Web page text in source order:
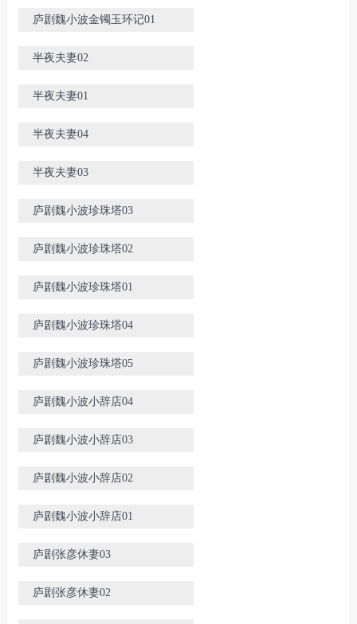
庐剧魏小波金镯玉环记01
半夜夫妻02
半夜夫妻01
半夜夫妻04
半夜夫妻03
庐剧魏小波珍珠塔03
庐剧魏小波珍珠塔02
庐剧魏小波珍珠塔01
庐剧魏小波珍珠塔04
庐剧魏小波珍珠塔05
庐剧魏小波小辞店04
庐剧魏小波小辞店03
庐剧魏小波小辞店02
庐剧魏小波小辞店01
庐剧张彦休妻03
庐剧张彦休妻02